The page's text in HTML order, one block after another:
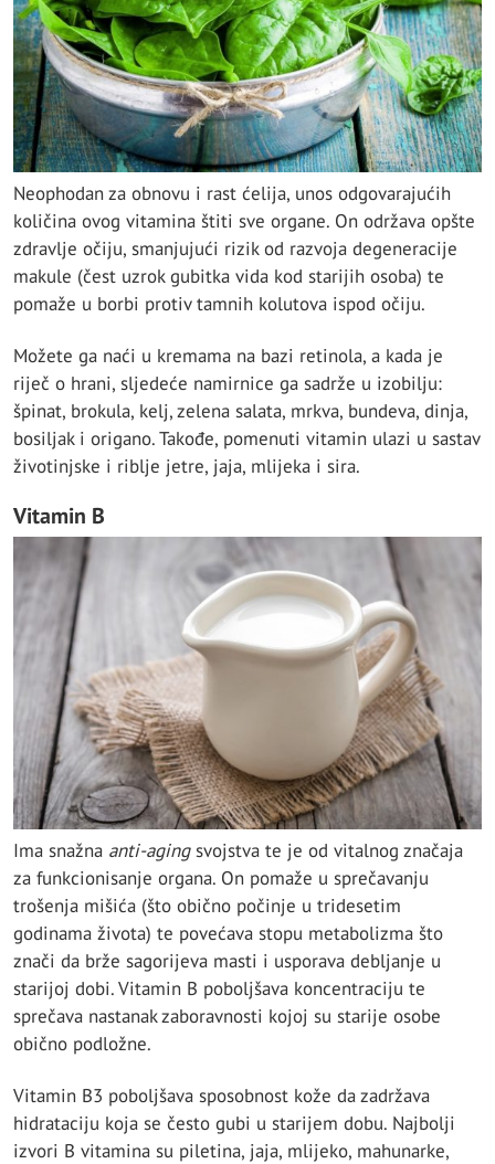
Neophodan za obnovu i rast ćelija, unos odgovarajućih
količina ovog vitamina štiti sve organe. On održava opšte
zdravlje očiju, smanjujući rizik od razvoja degeneracije
makule (čest uzrok gubitka vida kod starijih osoba) te
pomaže u borbi protiv tamnih kolutova ispod očiju.
Možete ga naći u kremama na bazi retinola, a kada je
riječ o hrani, sljedeće namirnice ga sadrže u izobilju:
špinat, brokula, kelj, zelena salata, mrkva, bundeva, dinja,
bosiljak i origano. Takođe, pomenuti vitamin ulazi u sastav
životinjske i riblje jetre, jaja, mlijeka i sira.
Vitamin B
Ima snažna anti-agingsvojstva te je od vitalnog značaja
za funkcionisanje organa. On pomaže u sprečavanju
trošenja mišića (što obično počinje u tridesetim
godinama života) te povećava stopu metabolizma što
znači da brže sagorijeva masti i usporava debljanje u
starijoj dobi. Vitamin B poboljšava koncentraciju te
sprečava nastanak zaboravnosti kojoj su starije osobe
obično podložne.
Vitamin B3 poboljšava sposobnost kože da zadržava
hidrataciju koja se često gubi u starijem dobu. Najbolji
izvori B vitamina su piletina, jaja, mlijeko, mahunarke,